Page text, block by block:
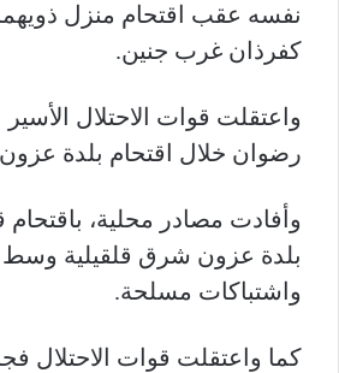
نفسه عقب اقتحام منزل
كفرذان غرب جنين.
واعتقلت قوات الاحتلال الأسير
رضوان خلال اقتحام بلدة
وأفادت مصادر محلية، باقتحام
بلدة عزون شرق قلقيلية وسط
واشتباكات مسلحة.
كما واعتقلت قوات الاحتلال